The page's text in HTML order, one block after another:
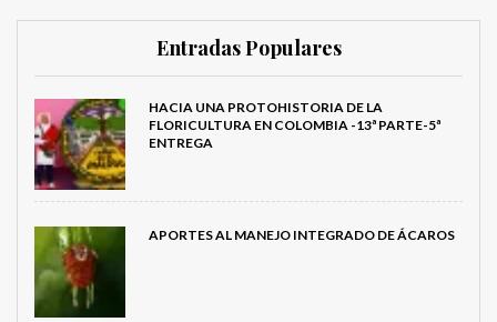
Entradas Populares
HACIA UNA PROTOHISTORIA DE LA
FLORICULTURA EN COLOMBIA -13ª PARTE-5ª
ENTREGA
APORTES AL MANEJO INTEGRADO DE ÁCAROS